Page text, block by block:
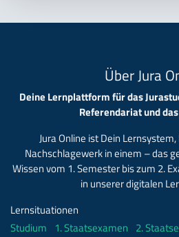
Über Jura
Deine Lernplattform für das
Referendariat und
Jura Online ist Dein
Nachschlagewerk in einem – das
Wissen vom 1. Semester bis zum 2.
in unserer digitalen
Lernsituationen
Studium 1. Staatsexamen 2.